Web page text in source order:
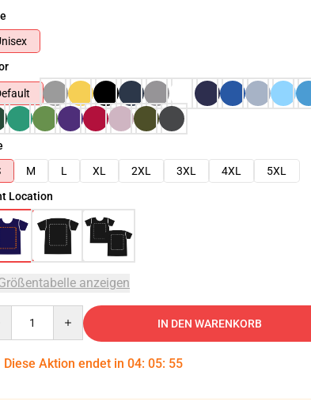
M L XL 2XL 3XL 4XL
5XL
Location
anzeigen
IN DEN WARENKORB
Diese Aktion endet in 04: 05: 54